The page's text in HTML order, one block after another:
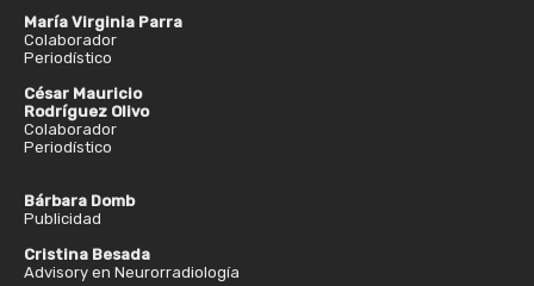
María Virginia Parra
Colaborador
Periodístico
César Mauricio
Rodríguez Olivo
Colaborador
Periodístico
Bárbara Domb
Publicidad
Cristina Besada
Advisory en Neurorradiología